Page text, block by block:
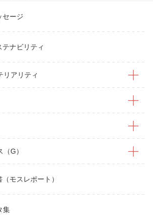
セージ
テナビリティ
リアリティ
G）
モスレポート）
集